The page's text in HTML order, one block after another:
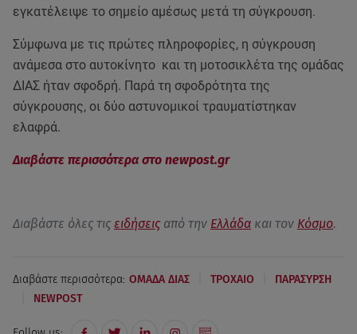
εγκατέλειψε το σημείο αμέσως μετά τη σύγκρουση.
Σύμφωνα με τις πρώτες πληροφορίες, η σύγκρουση
ανάμεσα στο αυτοκίνητο και τη μοτοσικλέτα της ομάδας
ΔΙΑΣ ήταν σφοδρή. Παρά τη σφοδρότητα της
σύγκρουσης, οι δύο αστυνομικοί τραυματίστηκαν
ελαφρά.
Διαβάστε περισσότερα στο newpost.gr
Διαβάστε όλες τις ειδήσεις από την Ελλάδα και τον Κόσμο.
Διαβάστε περισσότερα: ΟΜΑΔΑ ΔΙΑΣ ΤΡΟΧΑΙΟ ΠΑΡΑΣΥΡΣΗ
NEWPOST